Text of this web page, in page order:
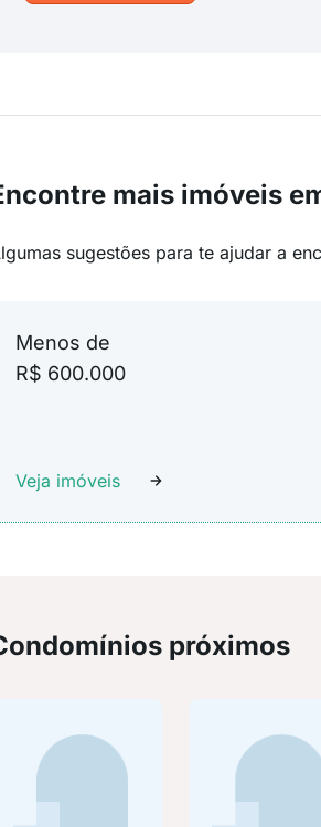
mais imóveis
sugestões para te ajudar a
Menos de
R$ 600.000
Veja imóveis
próximos